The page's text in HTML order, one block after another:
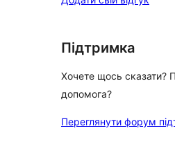
Підтримка
Хочете щось сказати?
допомога?
Переглянути форум